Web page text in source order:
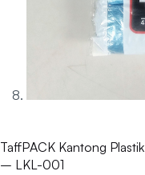
TaffPACK Kantong
– LKL-001